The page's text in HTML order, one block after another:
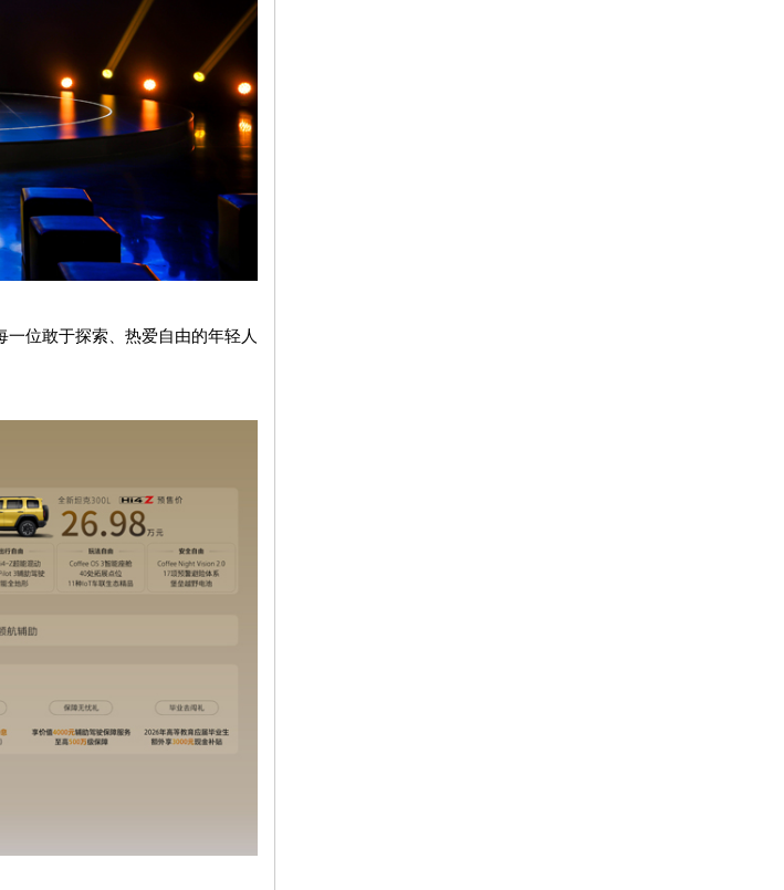
一位敢于探索、热爱自由的年轻人